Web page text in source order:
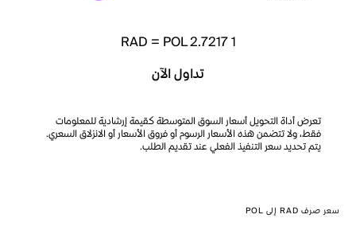
1
RAD = POL 2.7217
تداول الآن
تعرض أداة التحويل أسعار السوق المتوسطة كقيمة إرشادية للمعلومات
فقط، ولا تتضمن هذه الأسعار الرسوم أو فروق الأسعار أو الانزلاق السعري.
يتم تحديد سعر التنفيذ الفعلي عند تقديم الطلب.
سعر صرف RAD إلى POL